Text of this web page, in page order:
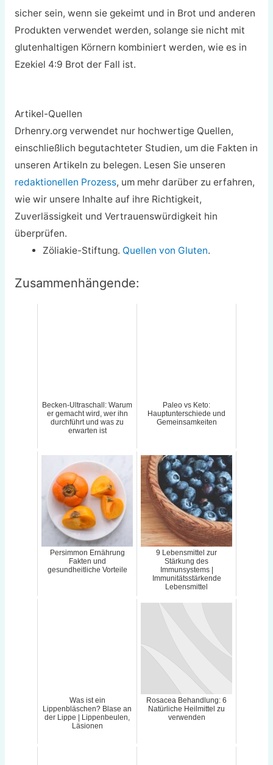
sicher sein, wenn sie gekeimt und in Brot und anderen
Produkten verwendet werden, solange sie nicht mit
glutenhaltigen Körnern kombiniert werden, wie es in
Ezekiel 4:9 Brot der Fall ist.
Artikel-Quellen
Drhenry.org verwendet nur hochwertige Quellen,
einschließlich begutachteter Studien, um die Fakten in
unseren Artikeln zu belegen. Lesen Sie unseren
redaktionellen Prozess, um mehr darüber zu erfahren,
wie wir unsere Inhalte auf ihre Richtigkeit,
Zuverlässigkeit und Vertrauenswürdigkeit hin
überprüfen.
Zöliakie-Stiftung. Quellen von Gluten.
Zusammenhängende:
Becken-Ultraschall: Warum
er gemacht wird, wer ihn
durchführt und was zu
erwarten ist
Paleo vs Keto:
Hauptunterschiede und
Gemeinsamkeiten
Persimmon Ernährung
Fakten und
gesundheitliche Vorteile
9 Lebensmittel zur
Stärkung des
Immunsystems |
Immunitätsstärkende
Lebensmittel
Was ist ein
Lippenbläschen? Blase an
der Lippe | Lippenbeulen,
Läsionen
Rosacea Behandlung: 6
Natürliche Heilmittel zu
verwenden